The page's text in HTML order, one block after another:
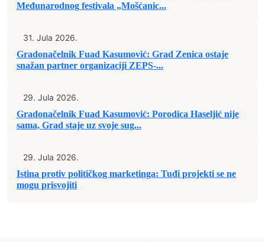
Međunarodnog festivala „Mošćanic...
31. Jula 2026.
Gradonačelnik Fuad Kasumović: Grad Zenica ostaje
snažan partner organizaciji ZEPS-...
29. Jula 2026.
Gradonačelnik Fuad Kasumović: Porodica Haseljić nije
sama, Grad staje uz svoje sug...
29. Jula 2026.
Istina protiv političkog marketinga: Tuđi projekti se ne
mogu prisvojiti